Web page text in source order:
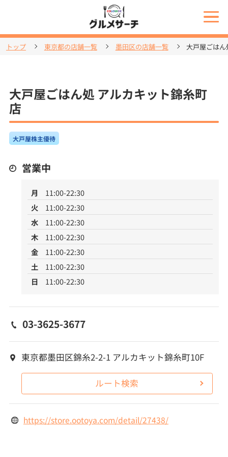
トップ 東京都の店舗一覧 墨田区の店舗一覧 大戸屋ごは
大戸屋ごはん処 アルカキット錦糸町
店
大戸屋株主優待
営業中
月
11:00-22:30
火
11:00-22:30
水
11:00-22:30
木
11:00-22:30
金
11:00-22:30
土
11:00-22:30
日
11:00-22:30
03-3625-3677
東京都墨田区錦糸2-2-1 アルカキット錦糸町10F
ルート検索
https://store.ootoya.com/detail/27438/